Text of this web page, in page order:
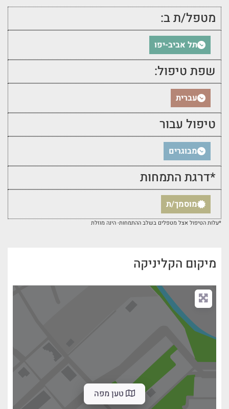
מטפל/ת ב:
תל אביב-יפו
שפת טיפול:
עברית
טיפול עבור
מבוגרים
*דרגת התמחות
מוסמך/ת
*עלות הטיפול אצל מטפלים בשלב ההתמחות- הינה מוזלת
מיקום הקליניקה
טען מפה